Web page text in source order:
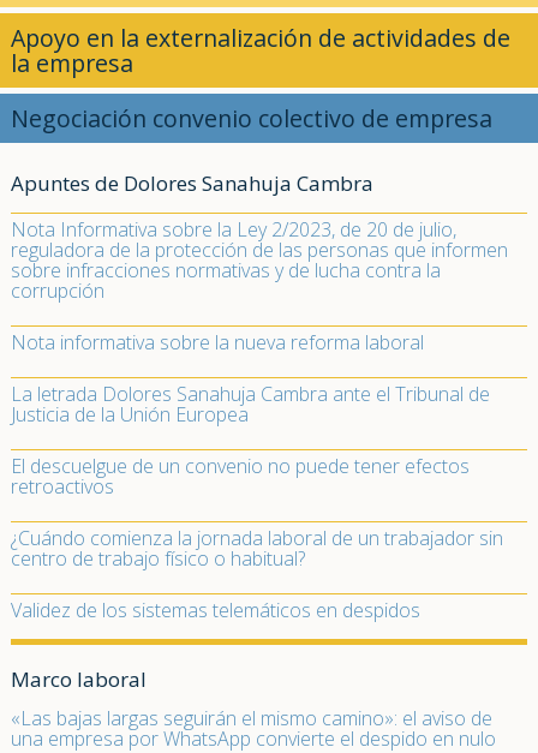
Apoyo en la externalización de actividades de
la empresa
Negociación convenio colectivo de empresa
Apuntes de Dolores Sanahuja Cambra
Nota Informativa sobre la Ley 2/2023, de 20 de julio,
reguladora de la protección de las personas que informen
sobre infracciones normativas y de lucha contra la
corrupción
Nota informativa sobre la nueva reforma laboral
La letrada Dolores Sanahuja Cambra ante el Tribunal de
Justicia de la Unión Europea
El descuelgue de un convenio no puede tener efectos
retroactivos
¿Cuándo comienza la jornada laboral de un trabajador sin
centro de trabajo físico o habitual?
Validez de los sistemas telemáticos en despidos
Marco laboral
«Las bajas largas seguirán el mismo camino»: el aviso de
una empresa por WhatsApp convierte el despido en nulo